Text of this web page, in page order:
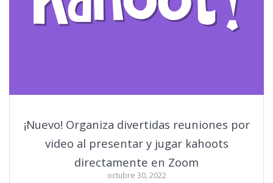
¡Nuevo! Organiza divertidas reuniones por
video al presentar y jugar kahoots
directamente en Zoom
octubre 30, 2022